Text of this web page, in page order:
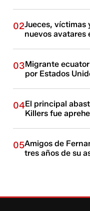
02Jueces, víctimas
nuevos avatares
03Migrante
por Estados
04El principal
Killers fue
05Amigos de
tres años de su